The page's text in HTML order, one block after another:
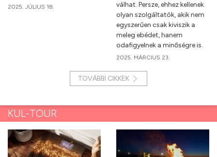
2025. JÚLIUS 18.
válhat. Persze, ehhez kellenek
olyan szolgáltatók, akik nem
egyszerűen csak kiviszik a
meleg ebédet, hanem
odafigyelnek a minőségre is.
2025. MÁRCIUS 23.
TOVÁBBI CIKKEK
KUL-TOUR